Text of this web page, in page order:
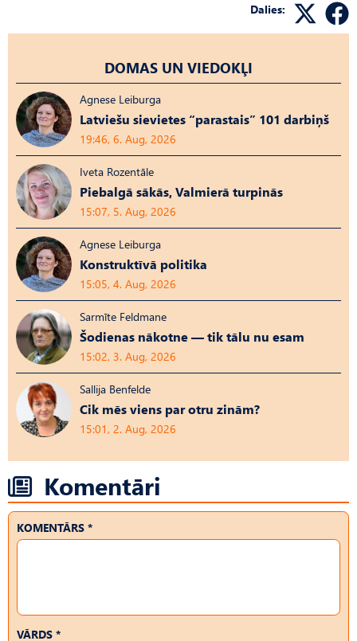
Dalies:
DOMAS UN VIEDOKĻI
Agnese Leiburga
Latviešu sievietes “parastais” 101 darbiņš
19:46, 6. Aug, 2026
Iveta Rozentāle
Piebalgā sākās, Valmierā turpinās
15:07, 5. Aug, 2026
Agnese Leiburga
Konstruktīvā politika
15:05, 4. Aug, 2026
Sarmīte Feldmane
Šodienas nākotne — tik tālu nu esam
15:02, 3. Aug, 2026
Sallija Benfelde
Cik mēs viens par otru zinām?
15:01, 2. Aug, 2026
Komentāri
KOMENTĀRS *
VĀRDS *